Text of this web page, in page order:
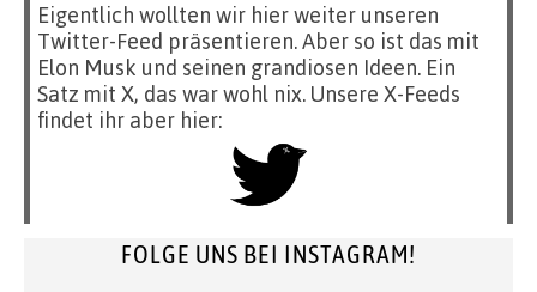
Eigentlich wollten wir hier weiter unseren
Twitter-Feed präsentieren. Aber so ist das mit
Elon Musk und seinen grandiosen Ideen. Ein
Satz mit X, das war wohl nix. Unsere X-Feeds
findet ihr aber hier:
FOLGE UNS BEI INSTAGRAM!